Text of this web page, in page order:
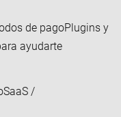
de pagoPlugins y
ayudarte
SaaS /